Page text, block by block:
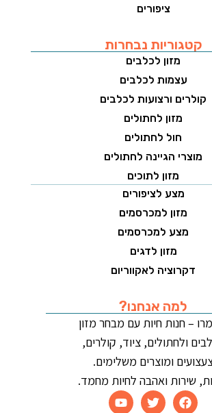
ציפורים
קטגוריות נבחרות
מזון לכלבים
עצמות לכלבים
קולרים ורצועות לכלבים
מזון לחתולים
חול לחתולים
מוצרי הגיינה לחתולים
מזון לתוכים
מצע לציפורים
מזון למכרסמים
מצע למכרסמים
מזון לדגים
דקרוציה לאקווריום
למה אנחנו?
– חנות חיות עם מבחר מזון
ולחתולים, ציוד, קולרים,
ומוצרים משלימים.
שירות ואהבה לחיות מחמד.